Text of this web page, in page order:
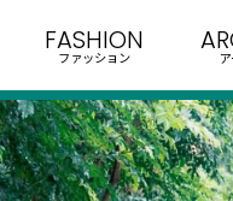
FASHION
ファッション